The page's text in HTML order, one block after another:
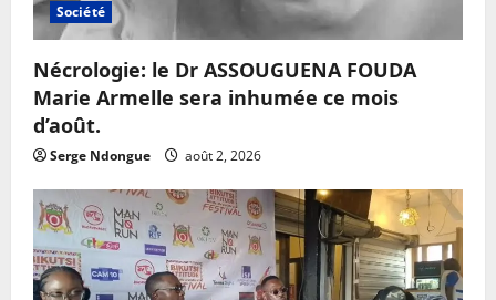
Société
Nécrologie: le Dr ASSOUGUENA FOUDA
Marie Armelle sera inhumée ce mois
d’août.
Serge Ndongue août 2, 2026